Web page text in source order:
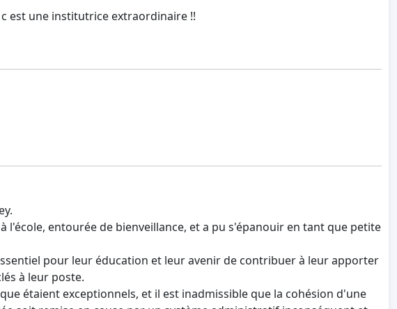
est une institutrice extraordinaire !!
l'école, entourée de bienveillance, et a pu s'épanouir en tant que petite
pour leur éducation et leur avenir de contribuer à leur apporter
à leur poste.
étaient exceptionnels, et il est inadmissible que la cohésion d'une